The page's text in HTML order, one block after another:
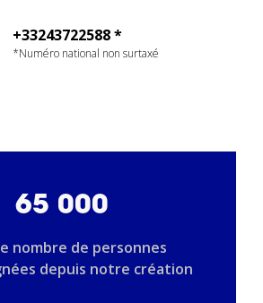
+33243722588 *
*Numéro national non surtaxé
65 000
nombre de personnes
depuis notre création